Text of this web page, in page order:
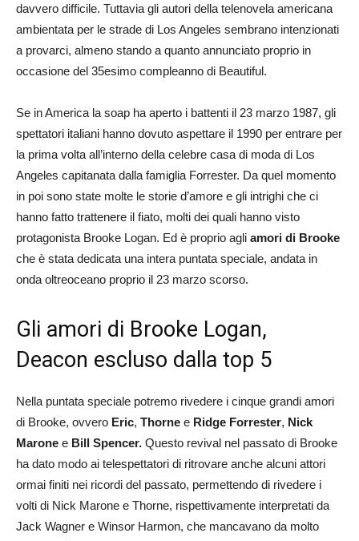
davvero difficile. Tuttavia gli autori della telenovela americana
ambientata per le strade di Los Angeles sembrano intenzionati
a provarci, almeno stando a quanto annunciato proprio in
occasione del 35esimo compleanno di Beautiful.
Se in America la soap ha aperto i battenti il 23 marzo 1987, gli
spettatori italiani hanno dovuto aspettare il 1990 per entrare per
la prima volta all’interno della celebre casa di moda di Los
Angeles capitanata dalla famiglia Forrester. Da quel momento
in poi sono state molte le storie d’amore e gli intrighi che ci
hanno fatto trattenere il fiato, molti dei quali hanno visto
protagonista Brooke Logan. Ed è proprio agli amori di Brooke
che è stata dedicata una intera puntata speciale, andata in
onda oltreoceano proprio il 23 marzo scorso.
Gli amori di Brooke Logan,
Deacon escluso dalla top 5
Nella puntata speciale potremo rivedere i cinque grandi amori
di Brooke, ovvero Eric, Thorne e Ridge Forrester, Nick
Marone e Bill Spencer. Questo revival nel passato di Brooke
ha dato modo ai telespettatori di ritrovare anche alcuni attori
ormai finiti nei ricordi del passato, permettendo di rivedere i
volti di Nick Marone e Thorne, rispettivamente interpretati da
Jack Wagner e Winsor Harmon, che mancavano da molto